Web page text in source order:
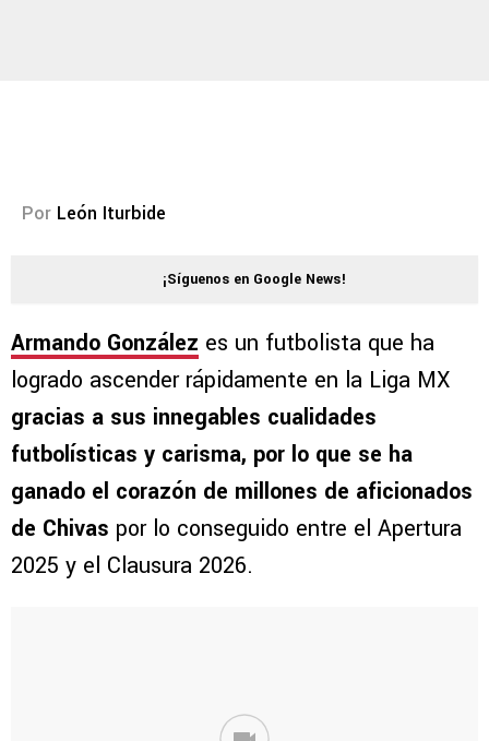
Por León Iturbide
¡Síguenos en Google News!
Armando González es un futbolista que ha
logrado ascender rápidamente en la Liga MX
gracias a sus innegables cualidades
futbolísticas y carisma, por lo que se ha
ganado el corazón de millones de aficionados
de Chivas por lo conseguido entre el Apertura
2025 y el Clausura 2026.